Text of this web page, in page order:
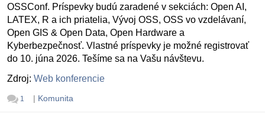
OSSConf. Príspevky budú zaradené v sekciách: Open AI,
LATEX, R a ich priatelia, Vývoj OSS, OSS vo vzdelávaní,
Open GIS & Open Data, Open Hardware a
Kyberbezpečnosť. Vlastné príspevky je možné registrovať
do 10. júna 2026. Tešíme sa na Vašu návštevu.
Zdroj: Web konferencie
1 | Komunita